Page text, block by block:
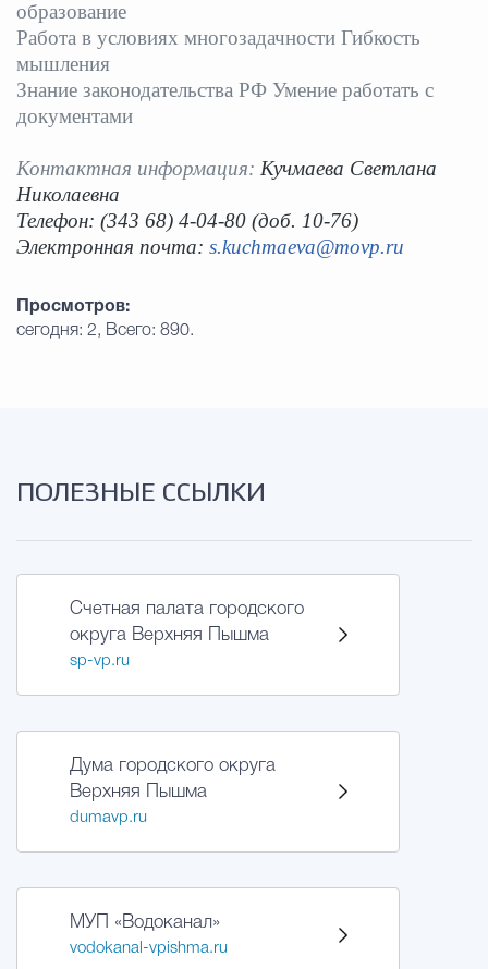
образование
Работа в условиях многозадачности Гибкость
мышления
Знание законодательства РФ Умение работать с
документами
Контактная информация: Кучмаева Светлана
Николаевна
Телефон: (343 68) 4-04-80 (доб. 10-76)
Электронная почта: s.kuchmaeva@movp.ru
Просмотров:
сегодня: 2, Всего: 890.
ПОЛЕЗНЫЕ ССЫЛКИ
Счетная палата городского
округа Верхняя Пышма
sp-vp.ru
Дума городского округа
Верхняя Пышма
dumavp.ru
МУП «Водоканал»
vodokanal-vpishma.ru